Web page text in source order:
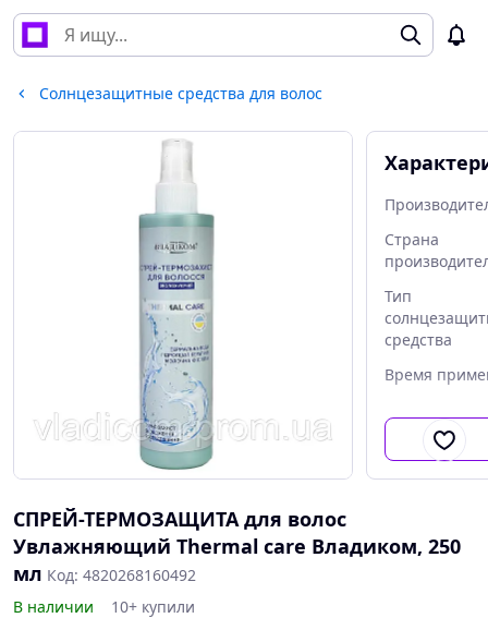
Солнцезащитные средства для волос
Страна
Тип
средства
Время
Тип кожи
СПРЕЙ-ТЕРМОЗАЩИТА для волос
Увлажняющий Thermal care Владиком, 250
мл Код: 4820268160492
В наличии
10+ купили